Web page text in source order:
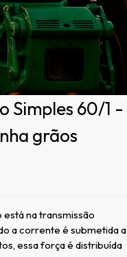
Simples 60/1 -
grãos
está na transmissão
a corrente é submetida a
essa força é distribuída